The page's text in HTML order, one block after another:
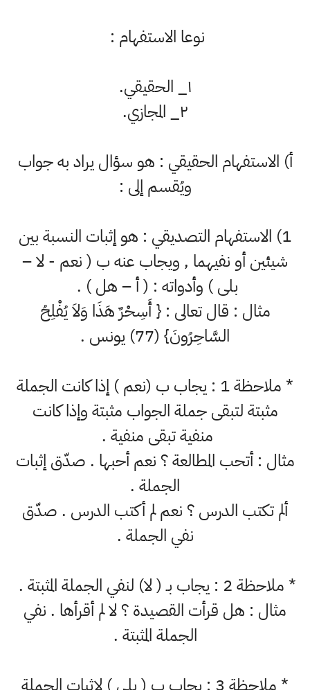
نوعا الاستفهام :
١_ الحقيقي.
٢_ المجازي.
أ) الاستفهام الحقيقي : هو سؤال يراد به جواب
ويُقسم إلى :
1) الاستفهام التصديقي : هو إثبات النسبة بين
شيئين أو نفيهما , ويجاب عنه ب ( نعم - لا –
بلى ) وأدواته : ( أ – هل ) .
مثال : قال تعالى : { أَسِحْرٌ هَذَا وَلاَ يُفْلِحُ
السَّاحِرُونَ} (77) يونس .
* ملاحظة 1 : يجاب ب (نعم ) إذا كانت الجملة
مثبتة لتبقى جملة الجواب مثبتة وإذا كانت
منفية تبقى منفية .
مثال : أتحب المطالعة ؟ نعم أحبها . صدّق إثبات
الجملة .
ألم تكتب الدرس ؟ نعم لم أكتب الدرس . صدّق
نفي الجملة .
* ملاحظة 2 : يجاب بـ ( لا) لنفي الجملة المثبتة .
مثال : هل قرأت القصيدة ؟ لا لم أقرأها . نفي
الجملة المثبتة .